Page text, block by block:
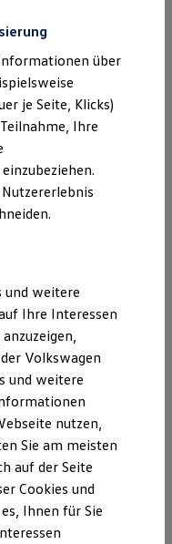
Volkswagen
Getriebe die Hinter-
Ganz ohne
Achsen und für gute
auch auf glattem
zu 1.800 kg .
über
je Seite, Klicks)
Ihre
und weitere
Ihre Interessen
Volkswagen
und weitere
nutzen,
Sie am meisten
auf der Seite
Cookies und
Ihnen für Sie